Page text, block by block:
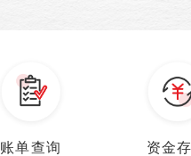
账单查询 资金